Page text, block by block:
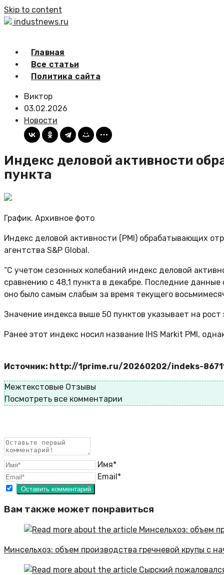
Skip to content
industnews.ru
Главная
Все статьи
Политика сайта
Виктор
03.02.2026
Новости
Индекс деловой активности
пункта
График. Архивное фото
Индекс деловой активности (PMI) обрабатывающих
агентства S&P Global.
“С учетом сезонных колебаний индекс деловой
сравнению с 48,1 пункта в декабре. Последние
оно было самым слабым за время текущего
Значение индекса выше 50 пунктов указывает на
Ранее этот индекс носил название IHS Markit PMI,
Источник: http://1prime.ru/20260202/indeks-
Межтекстовые Отзывы
Посмотреть все комментарии
Имя*
Email*
Вам также может понравиться
Минсельхоз: объем производства гречневой крупы с